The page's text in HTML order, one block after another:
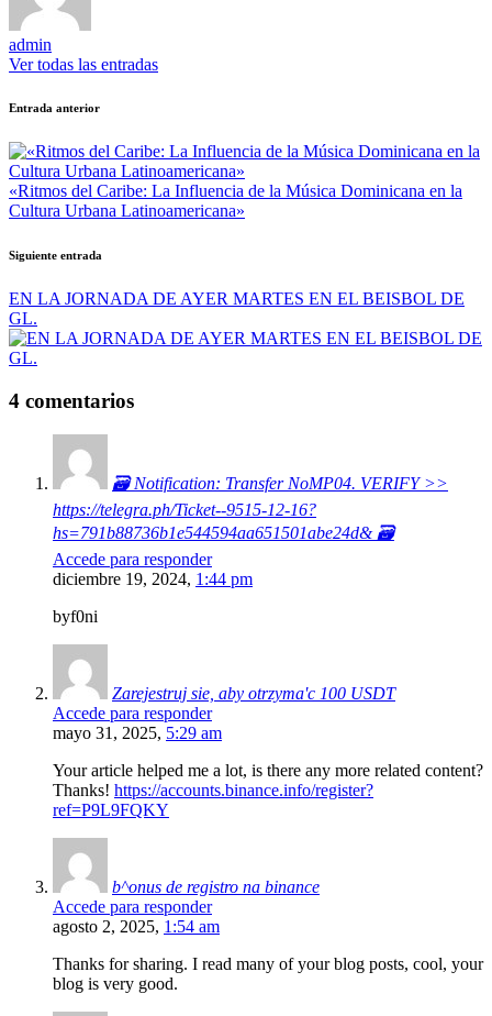
admin
Ver todas las entradas
Navegación
de
entradas
Entrada anterior
«Ritmos del Caribe: La Influencia de la Música Dominicana en la
Cultura Urbana Latinoamericana»
Siguiente entrada
EN LA JORNADA DE AYER MARTES EN EL BEISBOL DE
GL.
4 comentarios
🗃 Notification: Transfer NoMP04. VERIFY >>
https://telegra.ph/Ticket--9515-12-16?
hs=791b88736b1e544594aa651501abe24d& 🗃
Accede para responder
diciembre 19, 2024, 1:44 pm
byf0ni
Zarejestruj sie, aby otrzyma'c 100 USDT
Accede para responder
mayo 31, 2025, 5:29 am
Your article helped me a lot, is there any more related content?
Thanks! https://accounts.binance.info/register?
ref=P9L9FQKY
b^onus de registro na binance
Accede para responder
agosto 2, 2025, 1:54 am
Thanks for sharing. I read many of your blog posts, cool, your
blog is very good.